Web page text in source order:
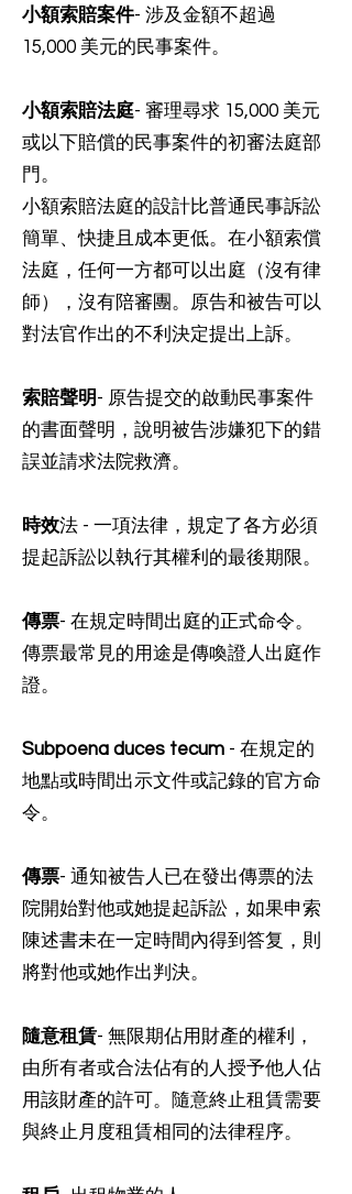
小額索賠案件- 涉及金額不超過
15,000 美元的民事案件。
小額索賠法庭- 審理尋求 15,000 美元
或以下賠償的民事案件的初審法庭部
門。
小額索賠法庭的設計比普通民事訴訟
簡單、快捷且成本更低。在小額索償
法庭，任何一方都可以出庭（沒有律
師），沒有陪審團。原告和被告可以
對法官作出的不利決定提出上訴。
索賠聲明- 原告提交的啟動民事案件
的書面聲明，說明被告涉嫌犯下的錯
誤並請求法院救濟。
時效法 - 一項法律，規定了各方必須
提起訴訟以執行其權利的最後期限。
傳票- 在規定時間出庭的正式命令。
傳票最常見的用途是傳喚證人出庭作
證。
Subpoena duces tecum - 在規定的
地點或時間出示文件或記錄的官方命
令。
傳票- 通知被告人已在發出傳票的法
院開始對他或她提起訴訟，如果申索
陳述書未在一定時間內得到答复，則
將對他或她作出判決。
隨意租賃- 無限期佔用財產的權利，
由所有者或合法佔有的人授予他人佔
用該財產的許可。隨意終止租賃需要
與終止月度租賃相同的法律程序。